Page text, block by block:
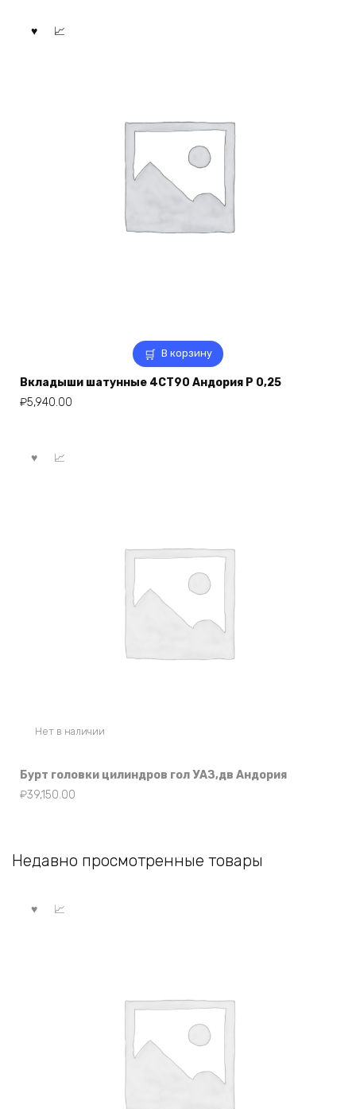
В корзину
Вкладыши шатунные 4СТ90 Андория Р 0,25
₽5,940.00
Нет в наличии
Бурт головки цилиндров гол УАЗ,дв Андория
₽39,150.00
Недавно просмотренные товары